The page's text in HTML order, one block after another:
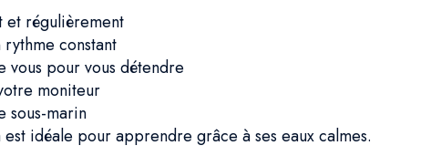
et régulièrement
constant
vous pour vous détendre
moniteur
sous-marin
idéale pour apprendre grâce à ses eaux calmes.